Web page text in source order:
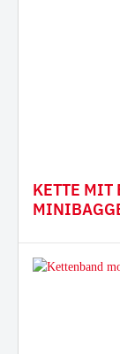
KETTE MIT